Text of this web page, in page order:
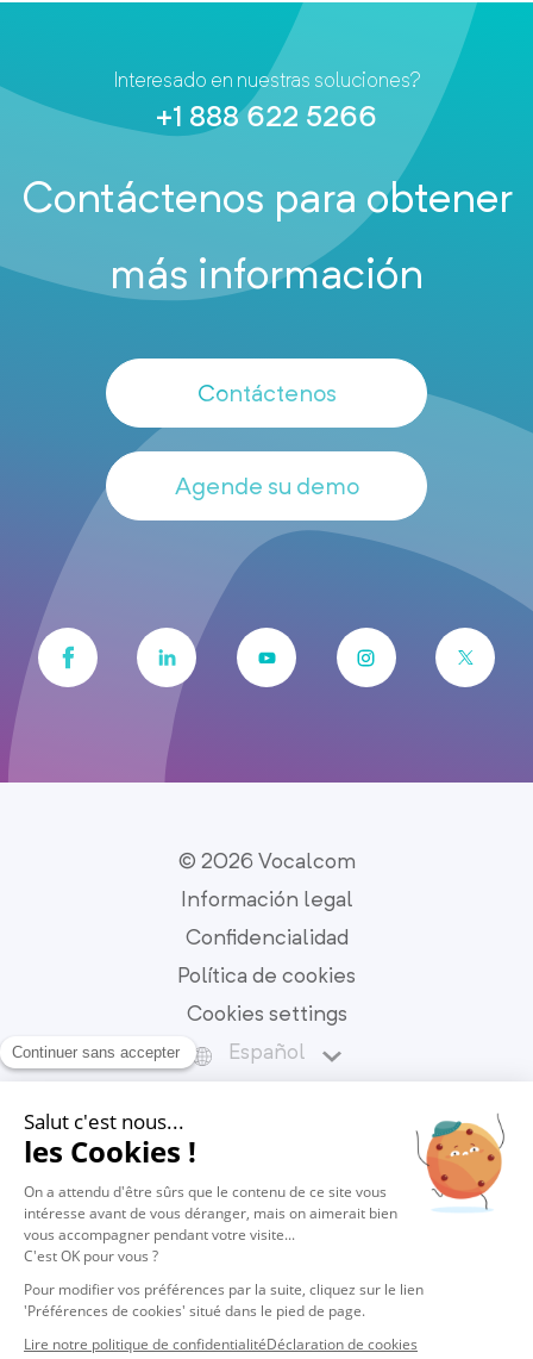
Interesado en nuestras soluciones?
+1 888 622 5266
Contáctenos para obtener
más información
Contáctenos
Agende su demo
© 2026 Vocalcom
Información legal
Confidencialidad
Política de cookies
Cookies settings
Español